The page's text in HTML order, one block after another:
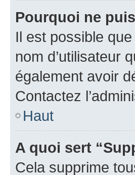
Pourquoi ne
Il est possible
nom d’utilisateur
également avoir
Contactez
Haut
A quoi sert
Cela supprime